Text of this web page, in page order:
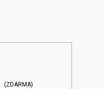
(ZDARMA)